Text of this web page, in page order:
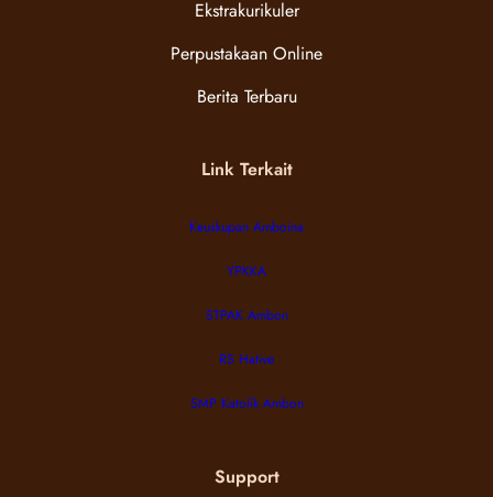
Ekstrakurikuler
Perpustakaan Online
Berita Terbaru
Link Terkait
Keuskupan Amboina
YPKKA
STPAK Ambon
RS Hative
SMP Katolik Ambon
Support